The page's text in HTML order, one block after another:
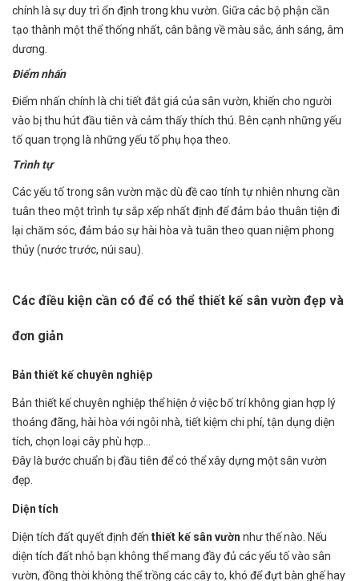
chính là sự duy trì ổn định trong khu vườn. Giữa các bộ phận cần
tạo thành một thể thống nhất, cân bằng về màu sắc, ánh sáng, âm
dương.
Điểm nhấn
Điểm nhấn chính là chi tiết đắt giá của sân vườn, khiến cho người
vào bị thu hút đầu tiên và cảm thấy thích thú. Bên cạnh những yếu
tố quan trọng là những yếu tố phụ họa theo.
Trình tự
Các yếu tố trong sân vườn mặc dù đề cao tính tự nhiên nhưng cần
tuân theo một trình tự sắp xếp nhất định để đảm bảo thuân tiện đi
lại chăm sóc, đảm bảo sự hài hòa và tuân theo quan niệm phong
thủy (nước trước, núi sau).
Các điều kiện cần có để có thể thiết kế sân vườn đẹp và
đơn giản
Bản thiết kế chuyên nghiệp
Bản thiết kế chuyên nghiệp thể hiện ở việc bố trí không gian hợp lý
thoáng đãng, hài hòa với ngôi nhà, tiết kiệm chi phí, tận dụng diện
tích, chọn loại cây phù hợp…
Đây là bước chuẩn bị đầu tiên để có thể xây dựng một sân vườn
đẹp.
Diện tích
Diện tích đất quyết định đến thiết kế sân vườn như thế nào. Nếu
diện tích đất nhỏ bạn không thể mang đầy đủ các yếu tố vào sân
vườn, đồng thời không thể trồng các cây to, khó để đựt bàn ghế hay